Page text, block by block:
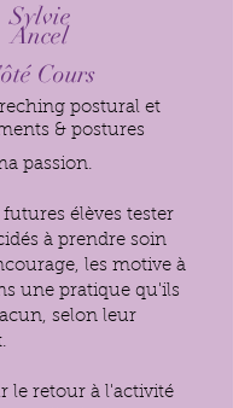
Sylvie
Ancel
Cours
postural et
& postures
passion.
élèves tester
à prendre soin
les motive à
une pratique qu'ils
selon leur
le retour à l'activité